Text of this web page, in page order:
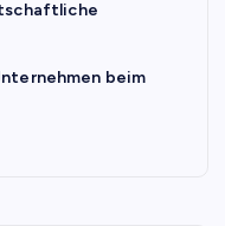
beim